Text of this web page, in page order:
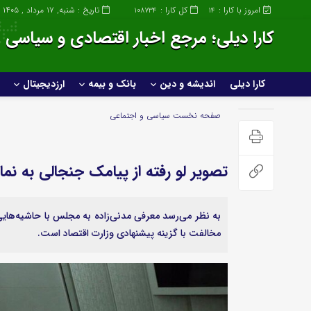
کل کارا : 108734 امروز با کارا : 14 تاریخ : شنبه, ۱۷ مرداد , ۱۴۰۵
کارا دیلی؛ مرجع اخبار اقتصادی و
کارا دیلی اندیشه و دین بانک و بیمه ارزدیجیتال
ساختمان و املاک
عمومی و سرگرمی
پزشکی و زیبایی
ورزشی
گردشگری و مهاجرت
صفحه نخست سیاسی و اجتماعی
تصویر لو رفته از پیامک جنجالی به
به نظر می‌رسد معرفی مدنی‌زاده به مجلس با
مخالفت با گزینه پیشنهادی وزارت اقتصاد است.